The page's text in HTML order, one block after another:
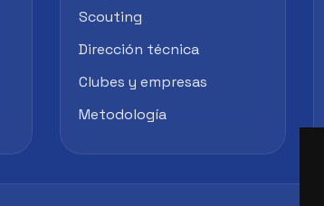
Scouting
Dirección técnica
Clubes y empresas
Metodología